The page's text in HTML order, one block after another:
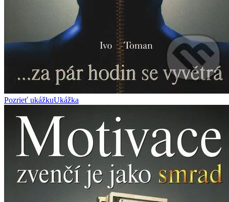
Pozrieť ukážkuUkážka